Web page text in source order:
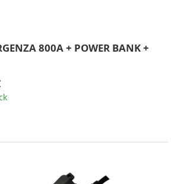
800A + POWER BANK +